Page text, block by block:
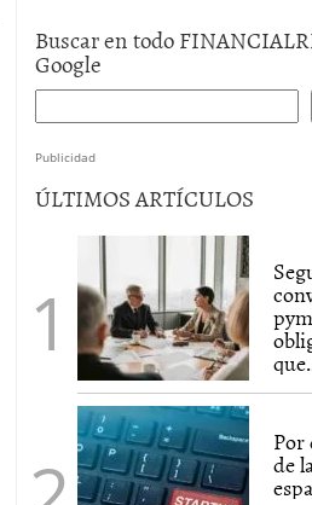
Buscar en todo
Google
Publicidad
ÚLTIMOS ARTÍCULOS
Por
de